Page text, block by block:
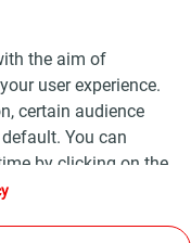
Bois
the aim of
user experience.
certain audience
You can
by clicking on the
on the "Accept"